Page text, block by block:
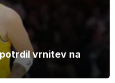
vrnitev na